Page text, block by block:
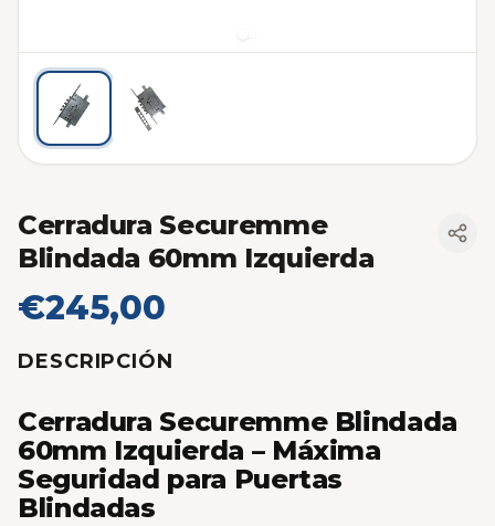
Cerradura Securemme
Blindada 60mm Izquierda
€245,00
DESCRIPCIÓN
Cerradura Securemme Blindada
60mm Izquierda – Máxima
Seguridad para Puertas
Blindadas